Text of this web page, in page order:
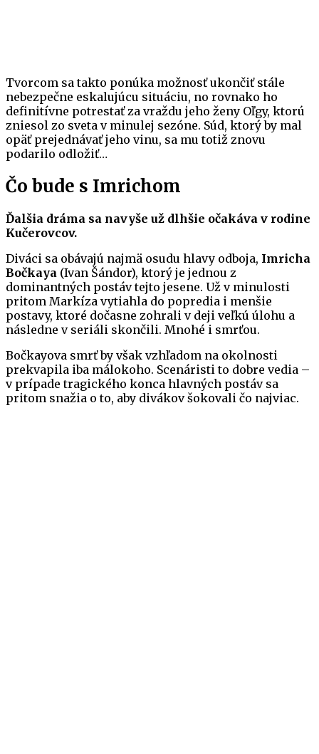
Tvorcom sa takto ponúka možnosť ukončiť stále
nebezpečne eskalujúcu situáciu, no rovnako ho
definitívne potrestať za vraždu jeho ženy Oľgy, ktorú
zniesol zo sveta v minulej sezóne. Súd, ktorý by mal
opäť prejednávať jeho vinu, sa mu totiž znovu
podarilo odložiť…
Čo bude s Imrichom
Ďalšia dráma sa navyše už dlhšie očakáva v rodine
Kučerovcov.
Diváci sa obávajú najmä osudu hlavy odboja, Imricha
Bočkaya (Ivan Šándor), ktorý je jednou z
dominantných postáv tejto jesene. Už v minulosti
pritom Markíza vytiahla do popredia i menšie
postavy, ktoré dočasne zohrali v deji veľkú úlohu a
následne v seriáli skončili. Mnohé i smrťou.
Bočkayova smrť by však vzhľadom na okolnosti
prekvapila iba málokoho. Scenáristi to dobre vedia –
v prípade tragického konca hlavných postáv sa
pritom snažia o to, aby divákov šokovali čo najviac.